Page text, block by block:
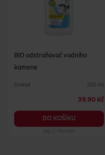
BIO odstraňovač vodního
kamene
Domol 250 ml
39.90 Kč
DO KOŠÍKU
Obj. č.: 1144307